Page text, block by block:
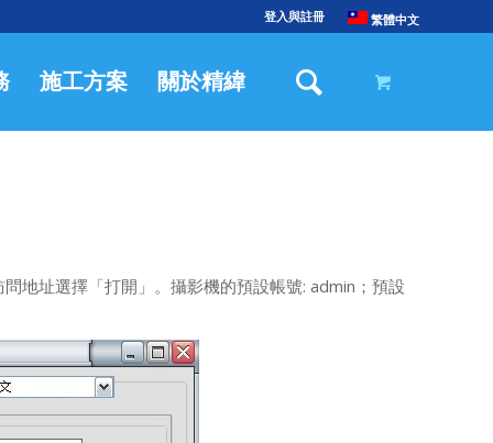
登入與註冊 繁體中文
施工方案 關於精緯
地址選擇「打開」。攝影機的預設帳號: admin；預設